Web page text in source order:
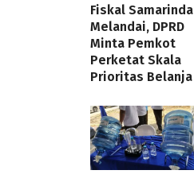
Fiskal Samarinda
Melandai, DPRD
Minta Pemkot
Perketat Skala
Prioritas Belanja